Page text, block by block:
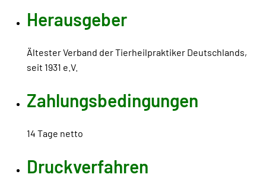
Herausgeber
Ältester Verband der Tierheilpraktiker Deutschlands,
seit 1931 e.V.
Zahlungsbedingungen
14 Tage netto
Druckverfahren